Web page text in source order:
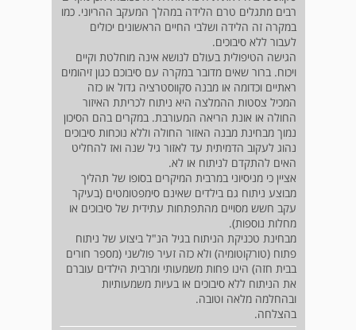
רבים מתגלים טרם הלידה במהלך המעקב ההריוני. כמו
במקרה זה הלידה ושלבי החיים הראשונים יכולים
לעבור ללא סיבוכים.
הגישה הטיפולית בעולם לנושא אינה מוחלטת וקיים
ויכוח. ברור שאים מדובר במקרה עם סיבוכם כגון זיהומים
ראתיים וכדומה או מבנה סקווסטרציה גדול או כזה
המכיל צסטות ההמלצה היא ניתוח לכריתת האיזור
החולה או אונת הריאה המעורבת. במקרים בהם הסיכון
נמוך מבחינת מבנה האזור החולה וללא נוכחות סיבוכים
נהוג לעקוב הדמיתית עד לאזור גיל שנה ואז להחליט
האים להתקדם לניתוח או לא.
אציין כי מניסיוני במרבית המיקרים בסופו של תהליך
מבוצע ניתוח גם בילדים שאינם סימפטומטים (בעיקר
עקב חשש מסויים מהתפתחות עתידית של סיבוכים או
מחלות נוספות).
מבחינת טכניקת הניתוח בגיל הנ"ל ביצוע של ניתוח
פתוח (טורקוטומיה) ולא כזה זעיר פולשני (מספר חורים
בבית חזה) הינו פחות משמעותי ומרבית הילדים עוברם
את הניתוח ללא סיבוכים או בעיות משמעותיות
ובהחלמה מלאה וטובה.
בהצלחה.